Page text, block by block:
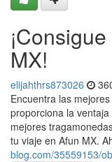
MX!
elijahthrs873026
Encuentra las
proporciona la
mejores
tu viaje en Afun MX.
blog.com/35559153/